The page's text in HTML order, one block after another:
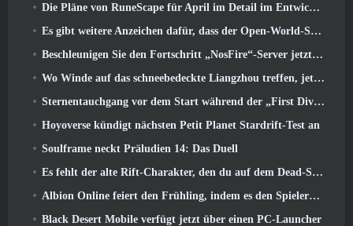
Die Pläne von RuneScape für April im Detail im Entwicklervideo
Es gibt weitere Anzeichen dafür, dass der Open-World-Shooter StarCraft eine echte Sache sein könnte
Beschleunigen Sie den Fortschritt „NosFire“-Server jetzt in NosTale verfügbar
Wo Winde auf das schneebedeckte Liangzhou treffen, jetzt mit der Veröffentlichung der Version verfügbar 1.5
Sternentauchgang vor dem Start während der „First Dive Show“
Hoyoverse kündigt nächsten Petit Planet Stardrift-Test an
Soulframe neckt Präludien 14: Das Duell
Es fehlt der alte Rift-Charakter, den du auf dem Dead-Server zurückgelassen hast? Gamigo hat eine Lösung dafür
Albion Online feiert den Frühling, indem es den Spielern ein süßes Hasen-Reittier anbietet
Black Desert Mobile verfügt jetzt über einen PC-Launcher